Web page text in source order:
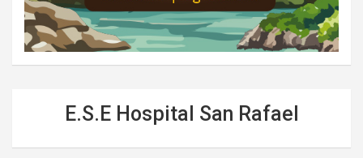
E.S.E Hospital San Rafael